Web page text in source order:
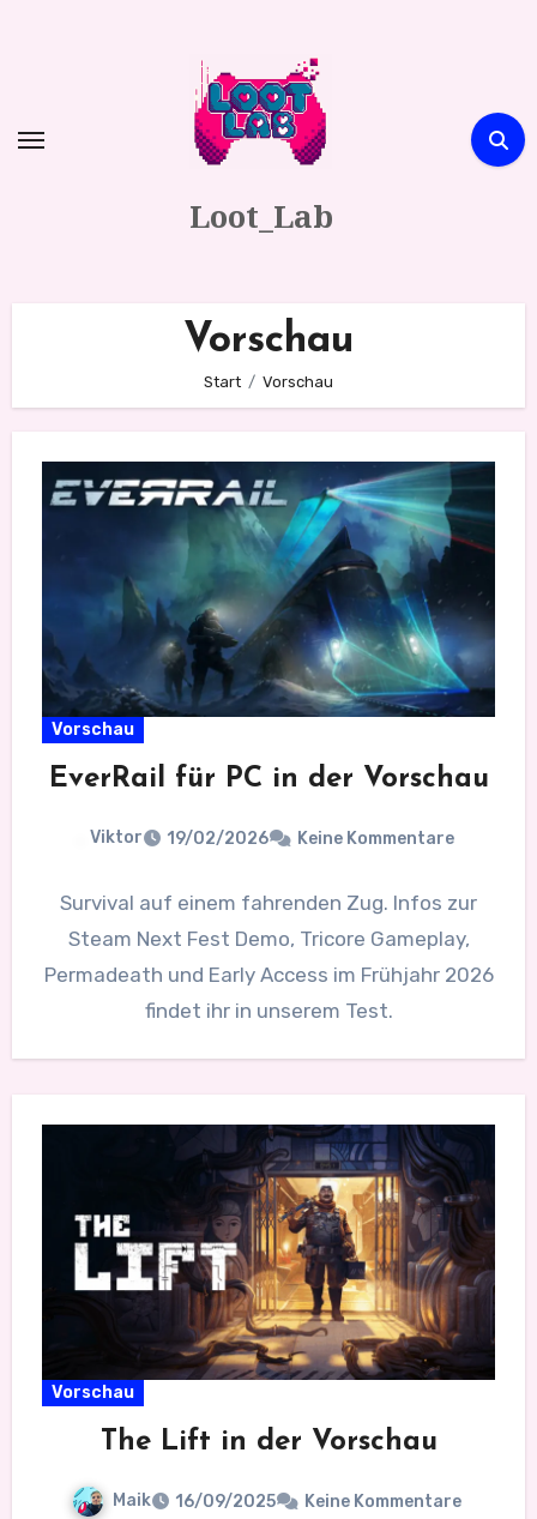
Loot_Lab
Vorschau
Start Vorschau
Vorschau
EverRail für PC in der Vorschau
Viktor 19/02/2026 Keine Kommentare
Survival auf einem fahrenden Zug. Infos zur
Steam Next Fest Demo, Tricore Gameplay,
Permadeath und Early Access im Frühjahr 2026
findet ihr in unserem Test.
Vorschau
The Lift in der Vorschau
Maik 16/09/2025 Keine Kommentare